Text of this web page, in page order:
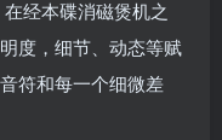
在经本碟消磁煲机之
度，细节、动态等赋
符和每一个细微差